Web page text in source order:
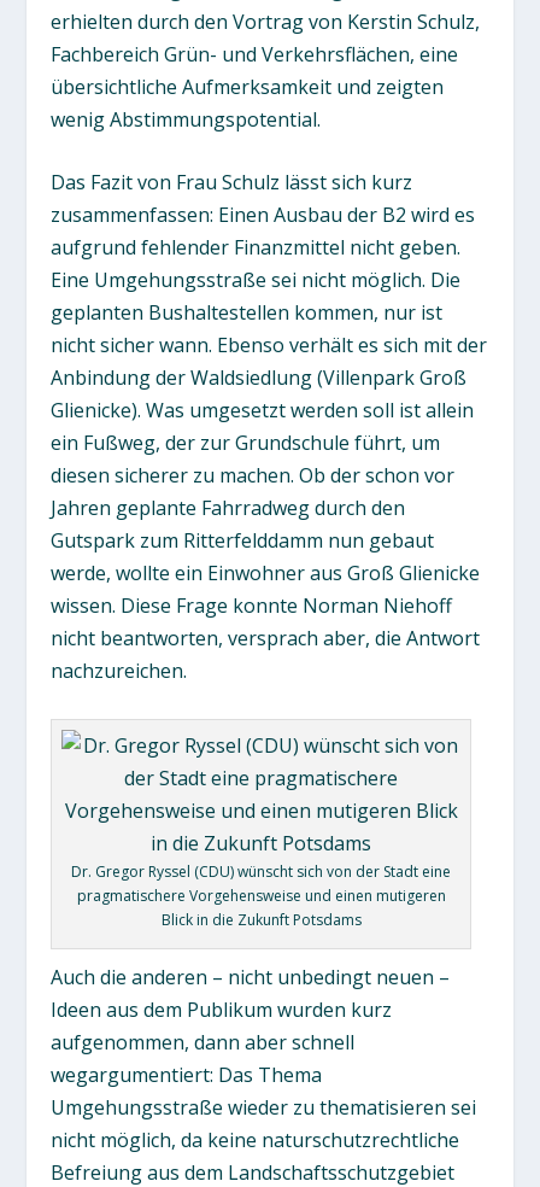
erhielten durch den Vortrag von Kerstin Schulz,
Fachbereich Grün- und Verkehrsflächen, eine
übersichtliche Aufmerksamkeit und zeigten
wenig Abstimmungspotential.
Das Fazit von Frau Schulz lässt sich kurz
zusammenfassen: Einen Ausbau der B2 wird es
aufgrund fehlender Finanzmittel nicht geben.
Eine Umgehungsstraße sei nicht möglich. Die
geplanten Bushaltestellen kommen, nur ist
nicht sicher wann. Ebenso verhält es sich mit der
Anbindung der Waldsiedlung (Villenpark Groß
Glienicke). Was umgesetzt werden soll ist allein
ein Fußweg, der zur Grundschule führt, um
diesen sicherer zu machen. Ob der schon vor
Jahren geplante Fahrradweg durch den
Gutspark zum Ritterfelddamm nun gebaut
werde, wollte ein Einwohner aus Groß Glienicke
wissen. Diese Frage konnte Norman Niehoff
nicht beantworten, versprach aber, die Antwort
nachzureichen.
Dr. Gregor Ryssel (CDU) wünscht sich von der Stadt eine
pragmatischere Vorgehensweise und einen mutigeren
Blick in die Zukunft Potsdams
Auch die anderen – nicht unbedingt neuen –
Ideen aus dem Publikum wurden kurz
aufgenommen, dann aber schnell
wegargumentiert: Das Thema
Umgehungsstraße wieder zu thematisieren sei
nicht möglich, da keine naturschutzrechtliche
Befreiung aus dem Landschaftsschutzgebiet